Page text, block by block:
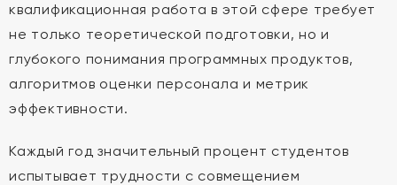
квалификационная работа в этой сфере требует
не только теоретической подготовки, но и
глубокого понимания программных продуктов,
алгоритмов оценки персонала и метрик
эффективности.
Каждый год значительный процент студентов
испытывает трудности с совмещением